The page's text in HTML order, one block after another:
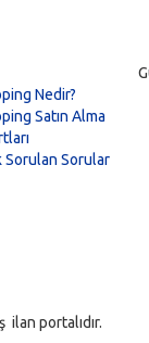
Nedir?
Satın Alma
Sorulan Sorular
ilan portalıdır.